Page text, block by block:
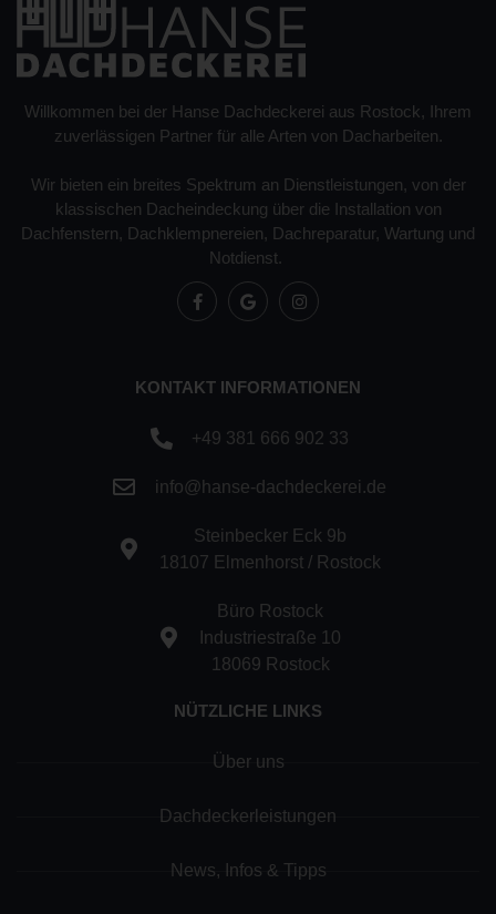
Willkommen bei der Hanse Dachdeckerei aus Rostock, Ihrem
zuverlässigen Partner für alle Arten von Dacharbeiten.
Wir bieten ein breites Spektrum an Dienstleistungen, von der
klassischen Dacheindeckung über die Installation von
Dachfenstern, Dachklempnereien, Dachreparatur, Wartung und
Notdienst.
KONTAKT INFORMATIONEN
+49 381 666 902 33
info@hanse-dachdeckerei.de
Steinbecker Eck 9b
18107 Elmenhorst / Rostock
Büro Rostock
Industriestraße 10
18069 Rostock
NÜTZLICHE LINKS
Über uns
Dachdeckerleistungen
News, Infos & Tipps